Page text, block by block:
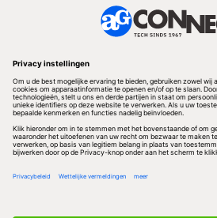
Volg ons
Redactionele partner
Algemene Voorwaarden & Copyrights